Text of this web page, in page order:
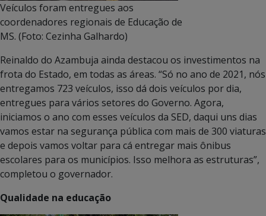
Veículos foram entregues aos
coordenadores regionais de Educação de
MS. (Foto: Cezinha Galhardo)
Reinaldo do Azambuja ainda destacou os investimentos na
frota do Estado, em todas as áreas. “Só no ano de 2021, nós
entregamos 723 veículos, isso dá dois veículos por dia,
entregues para vários setores do Governo. Agora,
iniciamos o ano com esses veículos da SED, daqui uns dias
vamos estar na segurança pública com mais de 300 viaturas
e depois vamos voltar para cá entregar mais ônibus
escolares para os municípios. Isso melhora as estruturas”,
completou o governador.
Qualidade na educação